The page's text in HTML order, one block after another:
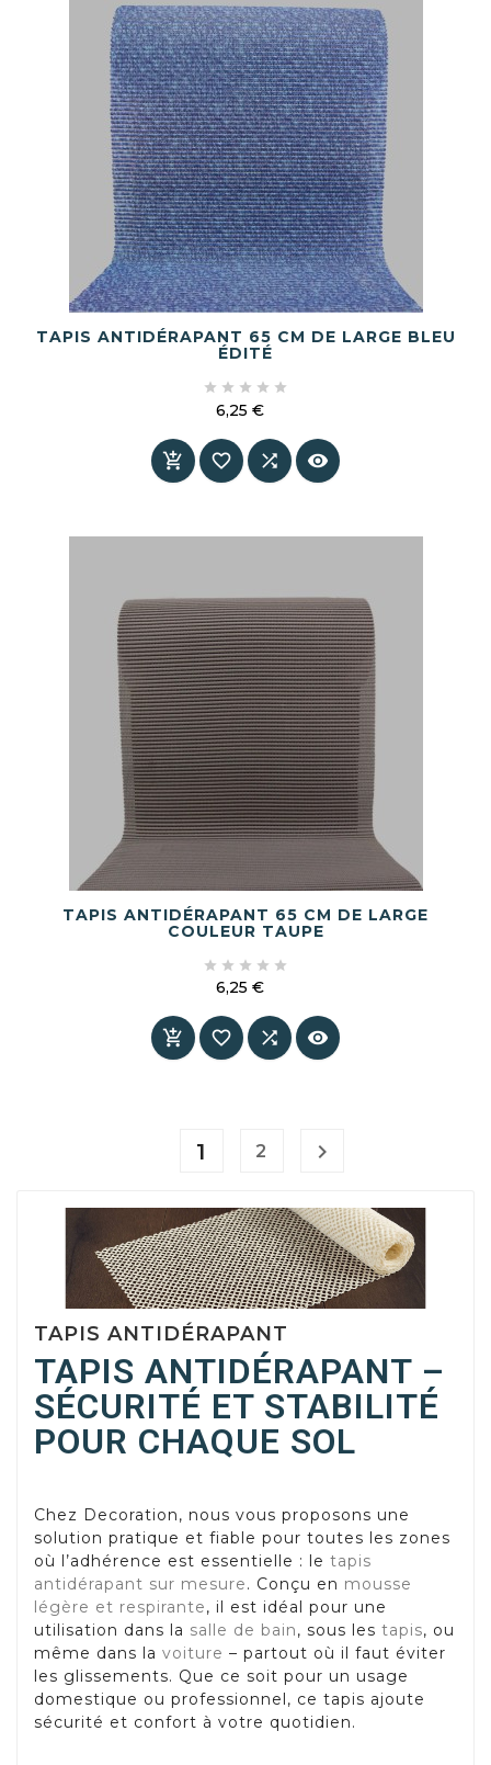
TAPIS ANTIDÉRAPANT 65 CM DE LARGE BLEU
ÉDITÉ
    
6,25 €
   
TAPIS ANTIDÉRAPANT 65 CM DE LARGE
COULEUR TAUPE
    
6,25 €
   
1 2 
TAPIS ANTIDÉRAPANT
TAPIS ANTIDÉRAPANT –
SÉCURITÉ ET STABILITÉ
POUR CHAQUE SOL
Chez Decoration, nous vous proposons une
solution pratique et fiable pour toutes les zones
où l’adhérence est essentielle : le tapis
antidérapant sur mesure. Conçu en mousse
légère et respirante, il est idéal pour une
utilisation dans la salle de bain, sous les tapis, ou
même dans la voiture – partout où il faut éviter
les glissements. Que ce soit pour un usage
domestique ou professionnel, ce tapis ajoute
sécurité et confort à votre quotidien.